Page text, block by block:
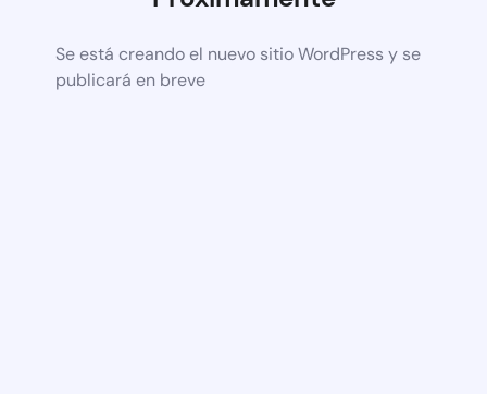
Se está creando el nuevo sitio WordPress y se
publicará en breve